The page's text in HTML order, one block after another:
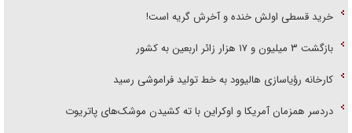
خرید قسطی اولش خنده و آخرش گریه است!
بازگشت ۳ میلیون و ۱۷ هزار زائر اربعین به کشور
کارخانه رؤیاسازی هالیوود به خط تولید فراموشی رسید
دردسر همزمان آمریکا و اوکراین با ته کشیدن موشک‌های پاتریوت